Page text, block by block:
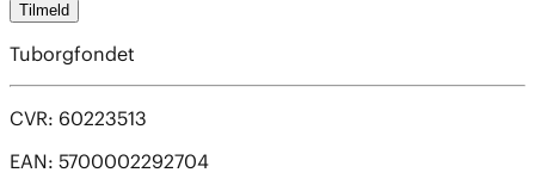
Tilmeld
Tuborgfondet
CVR: 60223513
EAN: 5700002292704